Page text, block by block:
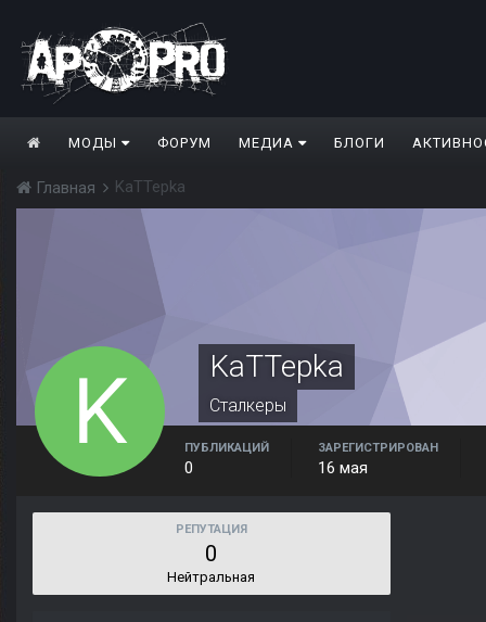
МОДЫ ФОРУМ МЕДИА БЛОГИ
Главная KaTTepka
KaTTepka
Сталкеры
ПУБЛИКАЦИЙ
0
ЗАРЕГИСТРИРОВАН
16 мая
РЕПУТАЦИЯ
0
Нейтральная